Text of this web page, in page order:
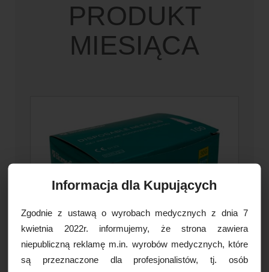
PRODUKT
MIESIĄCA
Informacja dla Kupujących
Zgodnie z ustawą o wyrobach medycznych z dnia 7
kwietnia 2022r. informujemy, że strona zawiera
niepubliczną reklamę m.in. wyrobów medycznych, które
są przeznaczone dla profesjonalistów, tj. osób